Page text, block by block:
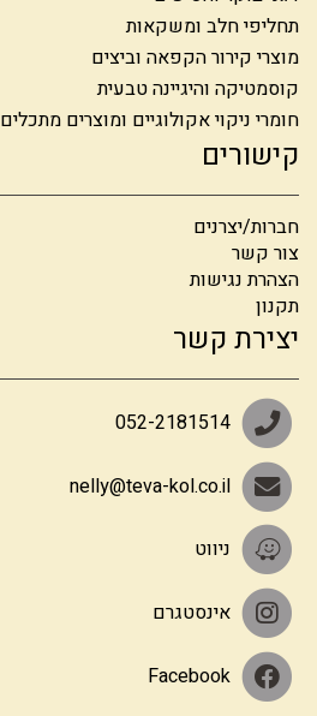
תחליפי חלב ומשקאות
מוצרי קירור הקפאה וביצים
קוסמטיקה והיגיינה טבעית
חומרי ניקוי אקולוגיים ומוצרים מתכלים
קישורים
חברות/יצרנים
צור קשר
הצהרת נגישות
תקנון
יצירת קשר
052-2181514
nelly@teva-kol.co.il
ניווט
אינסטגרם
Facebook